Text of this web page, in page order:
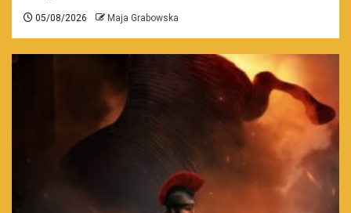
05/08/2026 Maja Grabowska